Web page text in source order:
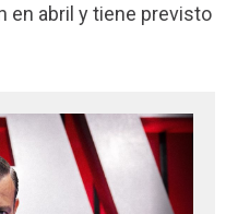
en abril y tiene previsto